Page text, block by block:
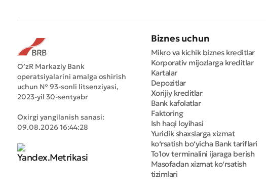
O’zR Markaziy Bank
operatsiyalarini amalga oshirish
uchun № 93-sonli litsenziyasi,
2023-yil 30-sentyabr
Oxirgi yangilanish sanasi:
09.08.2026 16:44:28
Biznes uchun
Mikro va kichik biznes kreditlar
Korporativ mijozlarga kreditlar
Kartalar
Depozitlar
Xorijiy kreditlar
Bank kafolatlar
Faktoring
Ish haqi loyihasi
Yuridik shaxslarga xizmat
ko‘rsatish bo‘yicha Bank tariflari
Toʻlov terminalini ijaraga berish
Masofadan xizmat ko‘rsatish
tizimlari